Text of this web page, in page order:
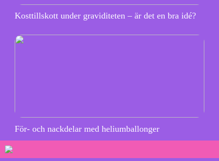
Kosttillskott under graviditeten – är det en bra idé?
För- och nackdelar med heliumballonger